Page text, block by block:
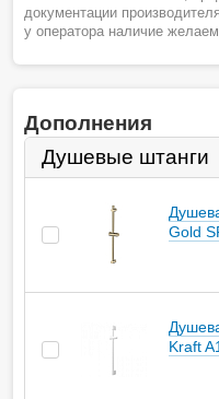
документации
у оператора наличие
Дополнения
Душевые штанги
Gold
Kraft